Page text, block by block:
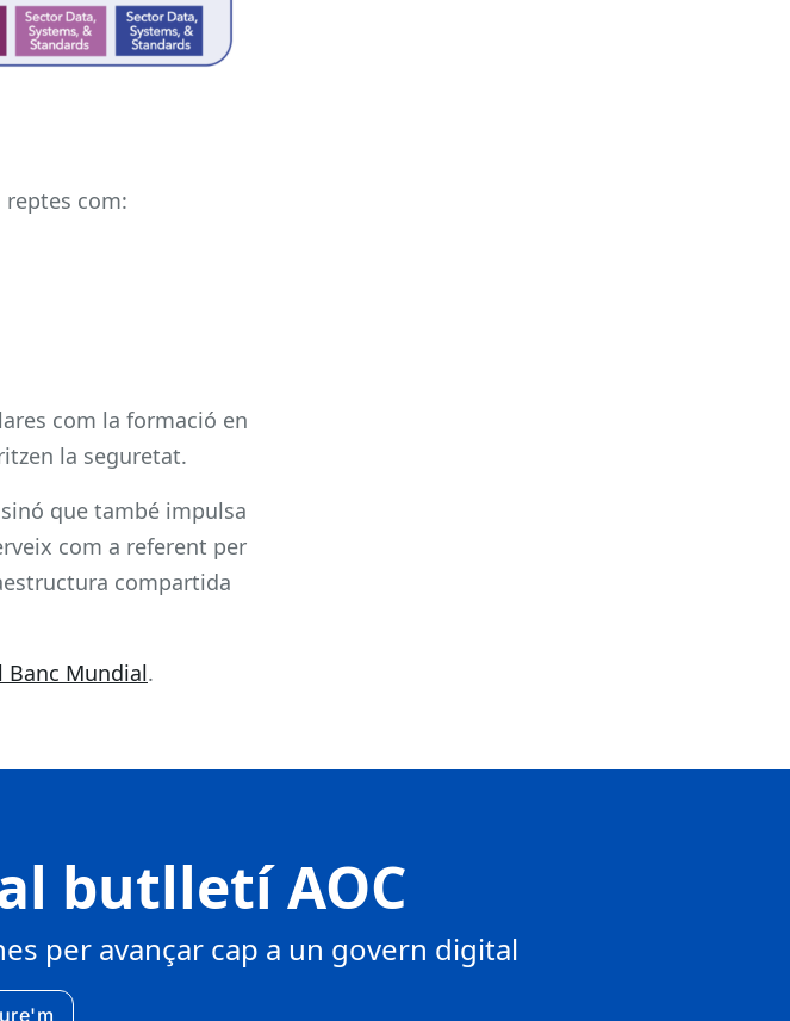
com:
com la formació en
la seguretat.
que també impulsa
com a referent per
compartida
Banc Mundial.
butlletí AOC
per avançar cap a un govern digital